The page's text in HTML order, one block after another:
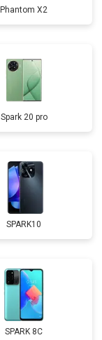
Phantom X2
Spark 20 pro
SPARK10
SPARK 8C